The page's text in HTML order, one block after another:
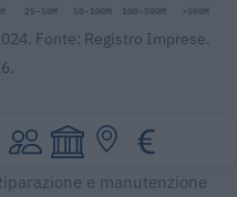
25-50M 50-100M 100-500M >500M
Fonte: Registro Imprese.
e manutenzione